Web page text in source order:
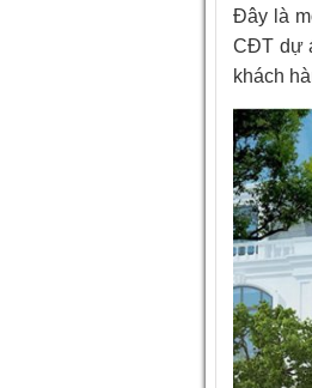
Đây là
CĐT dự
khách